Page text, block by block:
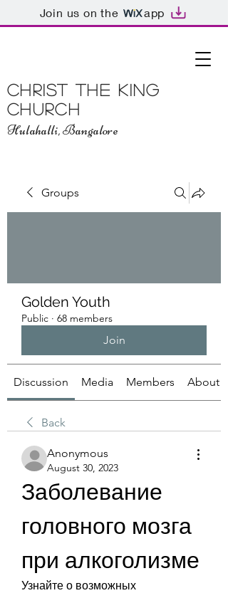
Join us on the app
Christ The King
Church
Hulahalli, Bangalore
Groups
Golden Youth
Public · 68 members
Join
Discussion Media Members About
Back
Anonymous
August 30, 2023
Заболевание
головного мозга
при алкоголизме
Узнайте о возможных